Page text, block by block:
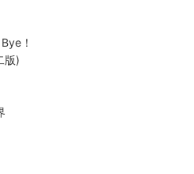
！
版)